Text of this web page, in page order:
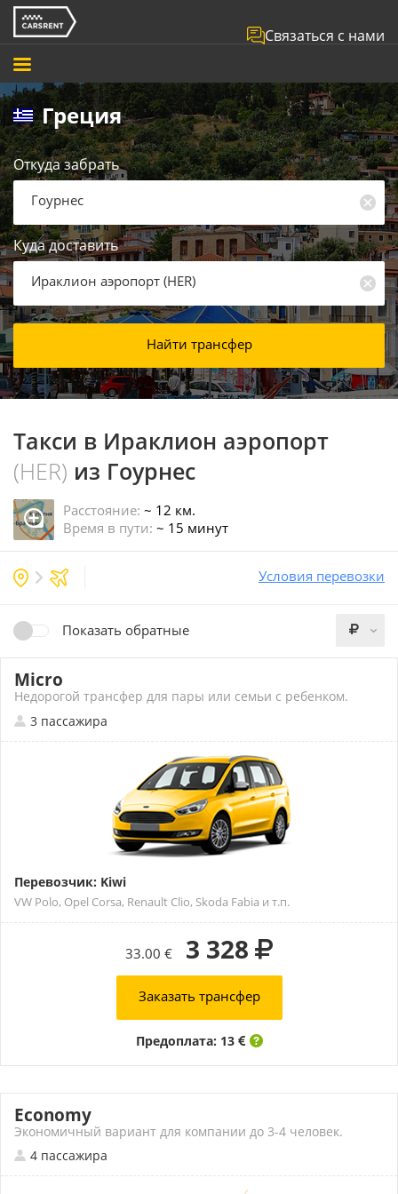
Связаться с нами
Греция
Откуда забрать
Гоурнес
Куда доставить
Ираклион аэропорт (HER)
Найти трансфер
Такси в Ираклион аэропорт
(HER) из Гоурнес
Расстояние: ~ 12 км.
Время в пути: ~ 15 минут
Показать обратные
Условия перевозки
Micro
Недорогой трансфер для пары или семьи с ребенком.
3 пассажира
Перевозчик: Kiwi
VW Polo, Opel Corsa, Renault Clio, Skoda Fabia и т.п.
33.00 € 3 328
Заказать трансфер
Предоплата: 13
Economy
Экономичный вариант для компании до 3-4 человек.
4 пассажира